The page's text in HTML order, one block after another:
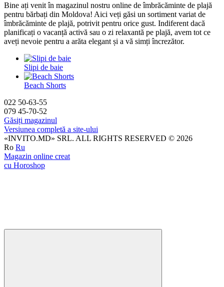
Bine ați venit în magazinul nostru online de îmbrăcăminte de plajă
pentru bărbați din Moldova! Aici veți găsi un sortiment variat de
îmbrăcăminte de plajă, potrivit pentru orice gust. Indiferent dacă
planificați o vacanță activă sau o zi relaxantă pe plajă, avem tot ce
aveți nevoie pentru a arăta elegant și a vă simți încrezător.
Slipi de baie
Beach Shorts
022 50-63-55
079 45-70-52
Găsiți magazinul
Versiunea completă a site-ului
«INVITO.MD» SRL. ALL RIGHTS RESERVED © 2026
Ro Ru
Magazin online creat
cu Horoshop